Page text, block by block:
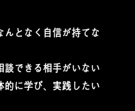
んとなく自信が持てな
談できる相手がいない
的に学び、実践したい